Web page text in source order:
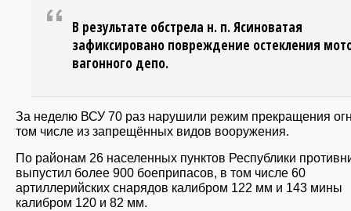
В результате обстрела н. п. Ясиноватая
зафиксировано повреждение остекления
вагонного депо.
За неделю ВСУ 70 раз нарушили режим прекращения
том числе из запрещённых видов вооружения.
По районам 26 населенных пунктов Республики
выпустил более 900 боеприпасов, в том числе 60
артиллерийских снарядов калибром 122 мм и 143 мины
калибром 120 и 82 мм.